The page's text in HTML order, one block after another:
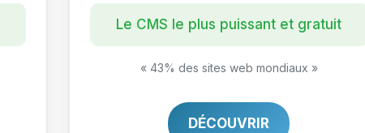
Le CMS le plus puissant et gratuit
« 43% des sites web mondiaux »
DÉCOUVRIR